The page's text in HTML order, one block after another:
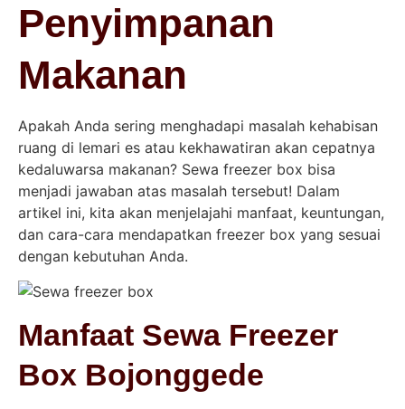
Penyimpanan
Makanan
Apakah Anda sering menghadapi masalah kehabisan
ruang di lemari es atau kekhawatiran akan cepatnya
kedaluwarsa makanan? Sewa freezer box bisa
menjadi jawaban atas masalah tersebut! Dalam
artikel ini, kita akan menjelajahi manfaat, keuntungan,
dan cara-cara mendapatkan freezer box yang sesuai
dengan kebutuhan Anda.
Manfaat Sewa Freezer
Box Bojonggede